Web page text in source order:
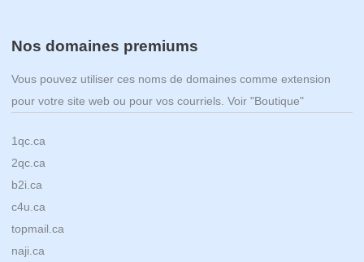
Nos domaines premiums
Vous pouvez utiliser ces noms de domaines comme extension
pour votre site web ou pour vos courriels. Voir "Boutique"
1qc.ca
2qc.ca
b2i.ca
c4u.ca
topmail.ca
naji.ca